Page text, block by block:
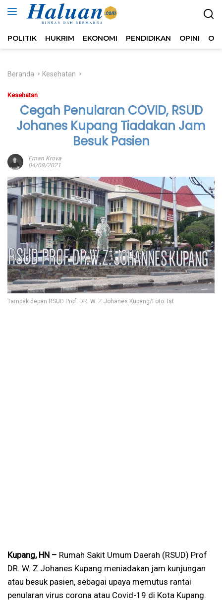
Langsung
POLITIK HUKRIM EKONOMI PENDIDIKAN OPINI
Beranda Kesehatan
Kesehatan
Cegah Penularan COVID, RSUD
Johanes Kupang Tiadakan Jam
Besuk Pasien
Eman Krova
04/08/2021
Tampak depan RSUD Prof. DR. W. Z Johanes Kupang/Foto: Ist
Kupang, HN – Rumah Sakit Umum Daerah (RSUD) Prof
DR. W. Z Johanes Kupang meniadakan jam kunjungan
atau besuk pasien, sebagai upaya memutus rantai
penularan virus corona atau Covid-19 di Kota Kupang.